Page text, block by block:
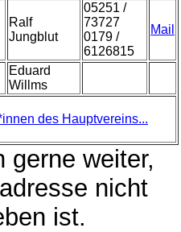
Ralf
Jungblut
05251 /
73727
0179 /
6126815
Mail
Eduard
Willms
des Hauptvereins...
gerne weiter,
nicht
ist.